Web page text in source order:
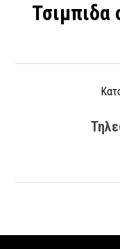
Τσιμπιδα